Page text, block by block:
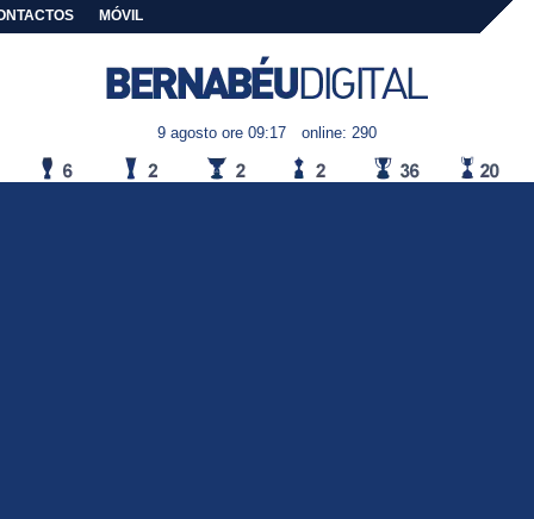
MÓVIL
9 agosto ore 09:17 online: 290